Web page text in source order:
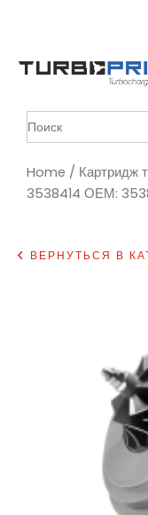
Search
for:
Home / Картридж
3538414 ОЕМ:
ВЕРНУТЬСЯ В